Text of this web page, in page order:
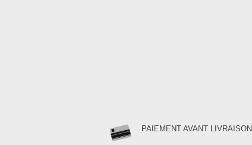
PAIEMENT AVANT LIVRAISON